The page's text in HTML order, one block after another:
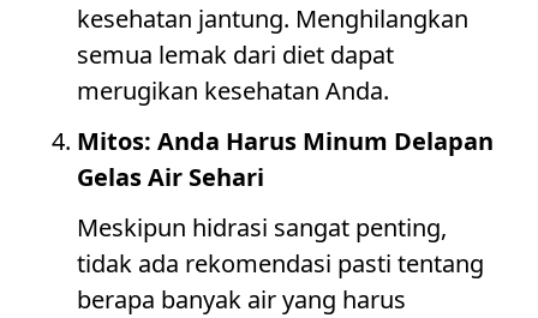
kesehatan jantung. Menghilangkan
semua lemak dari diet dapat
merugikan kesehatan Anda.
Mitos: Anda Harus Minum Delapan
Gelas Air Sehari
Meskipun hidrasi sangat penting,
tidak ada rekomendasi pasti tentang
berapa banyak air yang harus